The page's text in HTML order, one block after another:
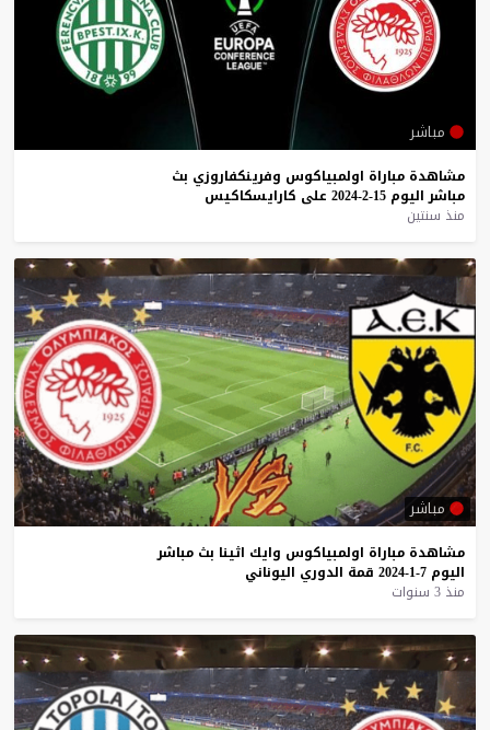
مباشر
مشاهدة مباراة اولمبياكوس وفرينكفاروزي بث
مباشر اليوم 15-2-2024 على كارايسكاكيس
منذ سنتين
مباشر
مشاهدة مباراة اولمبياكوس وايك اثينا بث مباشر
اليوم 7-1-2024 قمة الدوري اليوناني
منذ 3 سنوات